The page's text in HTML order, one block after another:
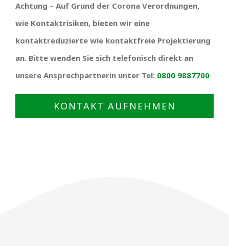
Achtung – Auf Grund der Corona Verordnungen,
wie Kontaktrisiken, bieten wir eine
kontaktreduzierte wie kontaktfreie Projektierung
an. Bitte wenden Sie sich telefonisch direkt an
unsere Ansprechpartnerin unter Tel: 0800 9887700
KONTAKT AUFNEHMEN